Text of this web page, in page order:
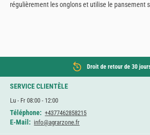
régulièrement les onglons et utilise le pansement
Droit de retour de 30
SERVICE CLIENTÈLE
Lu - Fr 08:00 - 12:00
Téléphone: +4377462858215
E-Mail: info@agrarzone.fr